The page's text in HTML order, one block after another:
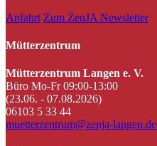
Anfahrt Zum ZenJA Newsletter
Mütterzentrum
Mütterzentrum Langen e. V.
Büro Mo-Fr 09:00-13:00
(23.06. - 07.08.2026)
06103 5 33 44
muetterzentrum@zenja-langen.de